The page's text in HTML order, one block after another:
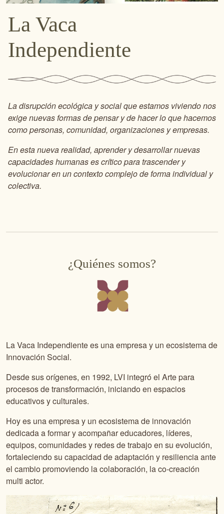
La Vaca
Independiente
La disrupción ecológica y social que estamos viviendo nos
exige nuevas formas de pensar y de hacer lo que hacemos
como personas, comunidad, organizaciones y empresas.
En esta nueva realidad, aprender y desarrollar nuevas
capacidades humanas es crítico para trascender y
evolucionar en un contexto complejo de forma individual y
colectiva.
¿Quiénes somos?
La Vaca Independiente es una empresa y un ecosistema de
Innovación Social.
Desde sus orígenes, en 1992, LVI integró el Arte para
procesos de transformación, iniciando en espacios
educativos y culturales.
Hoy es una empresa y un ecosistema de innovación
dedicada a formar y acompañar educadores, líderes,
equipos, comunidades y redes de trabajo en su evolución,
fortaleciendo su capacidad de adaptación y resiliencia ante
el cambio promoviendo la colaboración, la co-creación
multi actor.